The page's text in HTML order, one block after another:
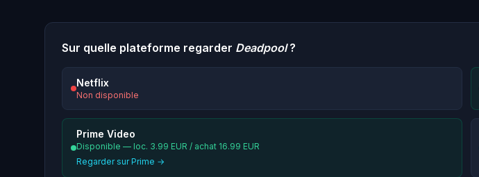
Sur quelle plateforme regarder Deadpool?
Netflix
Non disponible
Prime Video
Disponible — loc. 3.99 EUR / achat 16.99 EUR
Regarder sur Prime →